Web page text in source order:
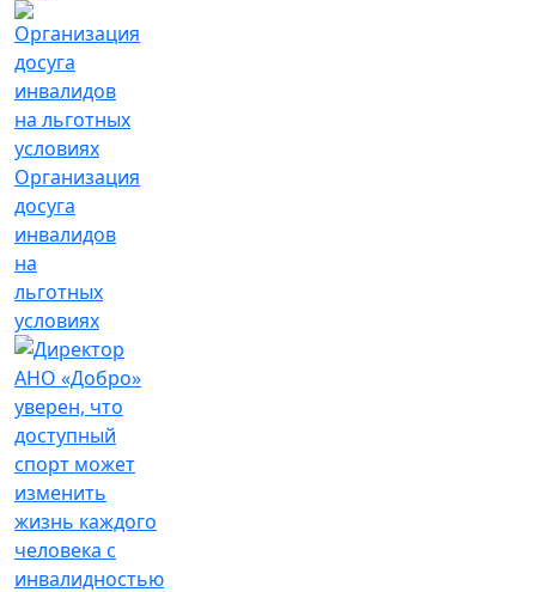
Организация
досуга
инвалидов
на
льготных
условиях